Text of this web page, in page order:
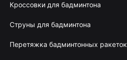
Кроссовки для бадминтона
Струны для бадминтона
Перетяжка бадминтонных ракеток